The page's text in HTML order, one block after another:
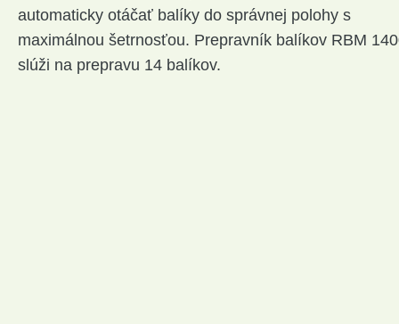
automaticky otáčať balíky do správnej polohy s
maximálnou šetrnosťou. Prepravník balíkov RBM
slúži na prepravu 14 balíkov.